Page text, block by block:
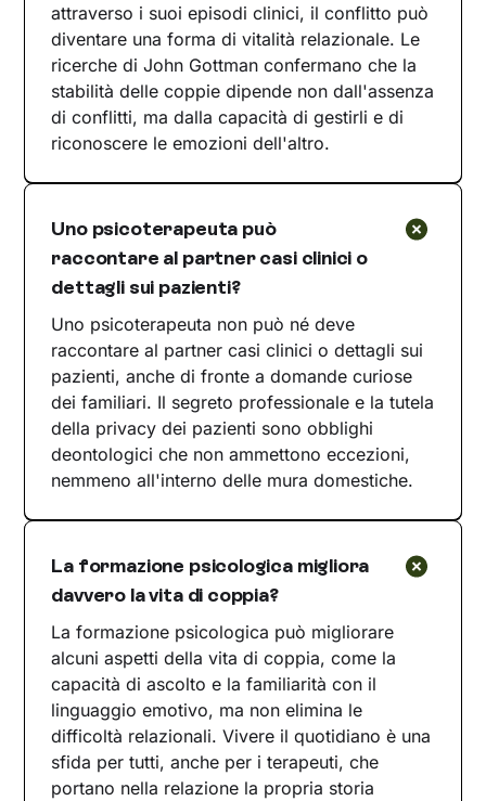
attraverso i suoi episodi clinici, il conflitto può
diventare una forma di vitalità relazionale. Le
ricerche di John Gottman confermano che la
stabilità delle coppie dipende non dall'assenza
di conflitti, ma dalla capacità di gestirli e di
riconoscere le emozioni dell'altro.
Uno psicoterapeuta può
raccontare al partner casi clinici o
dettagli sui pazienti?
Uno psicoterapeuta non può né deve
raccontare al partner casi clinici o dettagli sui
pazienti, anche di fronte a domande curiose
dei familiari. Il segreto professionale e la tutela
della privacy dei pazienti sono obblighi
deontologici che non ammettono eccezioni,
nemmeno all'interno delle mura domestiche.
La formazione psicologica migliora
davvero la vita di coppia?
La formazione psicologica può migliorare
alcuni aspetti della vita di coppia, come la
capacità di ascolto e la familiarità con il
linguaggio emotivo, ma non elimina le
difficoltà relazionali. Vivere il quotidiano è una
sfida per tutti, anche per i terapeuti, che
portano nella relazione la propria storia